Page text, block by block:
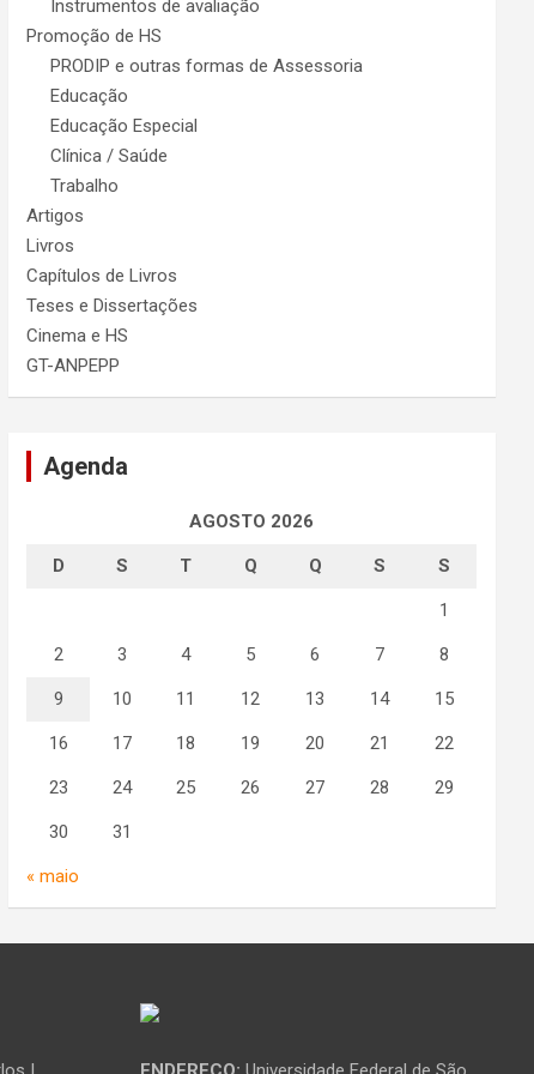
Instrumentos de avaliação
Promoção de HS
PRODIP e outras formas de Assessoria
Educação
Educação Especial
Clínica / Saúde
Trabalho
Artigos
Livros
Capítulos de Livros
Teses e Dissertações
Cinema e HS
GT-ANPEPP
Agenda
AGOSTO 2026
D S T Q Q S S
1
2 3 4 5 6 7 8
9 10 11 12 13 14 15
16 17 18 19 20 21 22
23 24 25 26 27 28 29
30 31
« maio